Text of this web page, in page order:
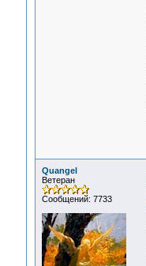
Quangel
Ветеран
Сообщений: 7733